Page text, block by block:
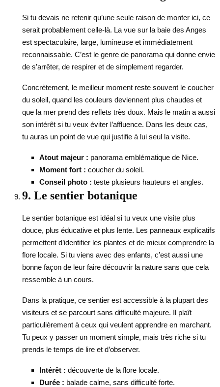
Si tu devais ne retenir qu’une seule raison de monter ici, ce
serait probablement celle-là. La vue sur la baie des Anges
est spectaculaire, large, lumineuse et immédiatement
reconnaissable. C’est le genre de panorama qui donne envie
de s’arrêter, de respirer et de simplement regarder.
Concrètement, le meilleur moment reste souvent le coucher
du soleil, quand les couleurs deviennent plus chaudes et
que la mer prend des reflets très doux. Mais le matin a aussi
son intérêt si tu veux éviter l’affluence. Dans les deux cas,
tu auras un point de vue qui justifie à lui seul la visite.
Atout majeur : panorama emblématique de Nice.
Moment fort : coucher du soleil.
Conseil photo : teste plusieurs hauteurs et angles.
9. Le sentier botanique
Le sentier botanique est idéal si tu veux une visite plus
douce, plus éducative et plus lente. Les panneaux explicatifs
permettent d’identifier les plantes et de mieux comprendre la
flore locale. Si tu viens avec des enfants, c’est aussi une
bonne façon de leur faire découvrir la nature sans que cela
ressemble à un cours.
Dans la pratique, ce sentier est accessible à la plupart des
visiteurs et se parcourt sans difficulté majeure. Il plaît
particulièrement à ceux qui veulent apprendre en marchant.
Tu peux y passer un moment simple, mais très riche si tu
prends le temps de lire et d’observer.
Intérêt : découverte de la flore locale.
Durée : balade calme, sans difficulté forte.